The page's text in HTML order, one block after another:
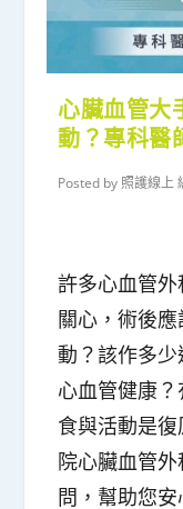
心臟血管大
動？專科醫
Posted by 照護線上
許多心血管
關心，術後
動？該作多
心血管健康
食與活動是
院心臟血管
問，幫助您